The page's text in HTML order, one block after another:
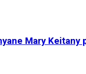
Mary Keitany